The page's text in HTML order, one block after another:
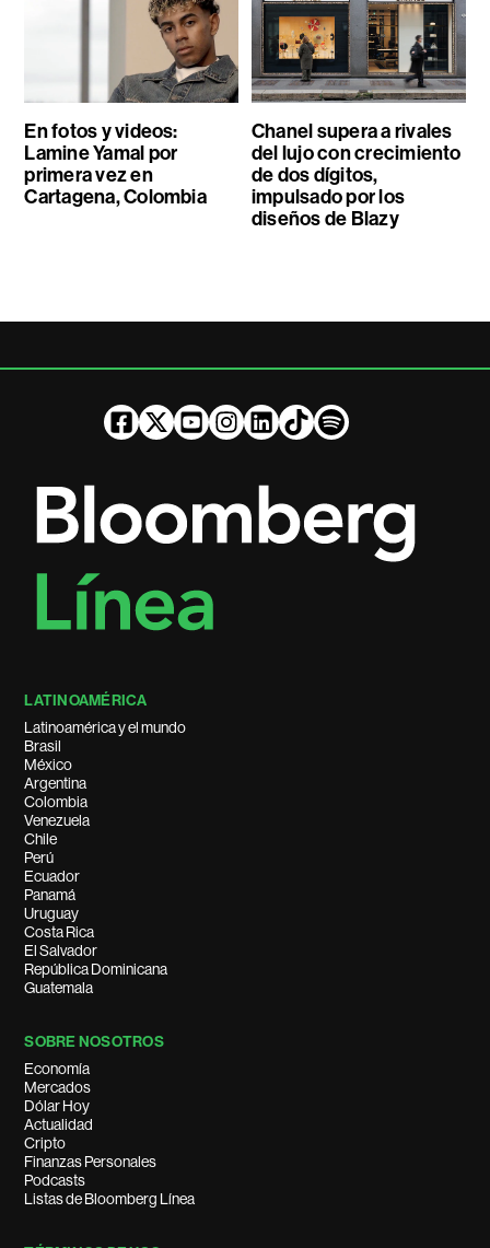
En fotos y videos:
Lamine Yamal por
primera vez en
Cartagena, Colombia
Chanel supera a rivales
del lujo con crecimiento
de dos dígitos,
impulsado por los
diseños de Blazy
LATINOAMÉRICA
Latinoamérica y el mundo
Brasil
México
Argentina
Colombia
Venezuela
Chile
Perú
Ecuador
Panamá
Uruguay
Costa Rica
El Salvador
República Dominicana
Guatemala
SOBRE NOSOTROS
Economía
Mercados
Dólar Hoy
Actualidad
Cripto
Finanzas Personales
Podcasts
Listas de Bloomberg Línea